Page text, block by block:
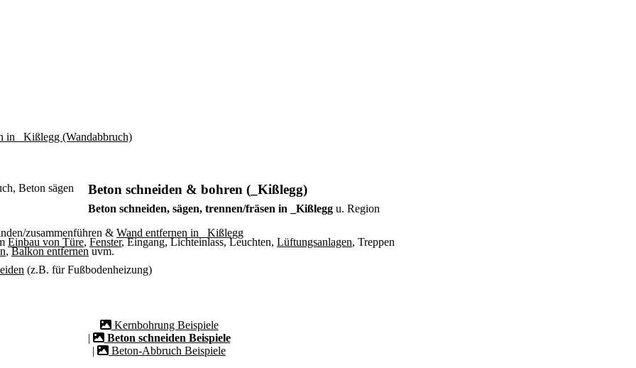
Beton schneiden & bohren (_Kißlegg)
Beton schneiden, sägen, trennen/fräsen in _Kißlegg u. Region
zusammenführen & Wand entfernen in _Kißlegg
Einbau von Türe, Fenster, Eingang, Lichteinlass, Leuchten, Lüftungsanlagen, Treppen
,Balkon entfernenuvm.
(z.B. für Fußbodenheizung)
Kernbohrung Beispiele
|
Beton schneiden Beispiele
|
Beton-Abbruch Beispiele